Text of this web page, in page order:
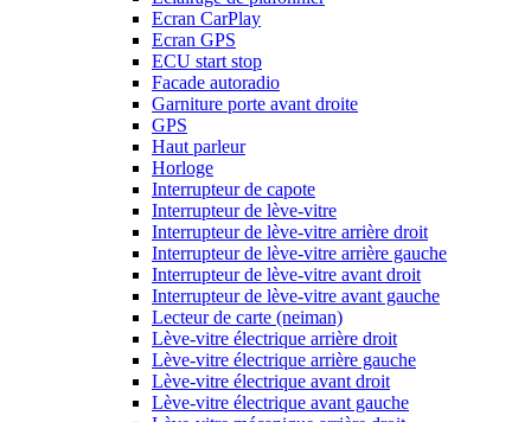
Ecran CarPlay
Ecran GPS
ECU start stop
Facade autoradio
Garniture porte avant droite
GPS
Haut parleur
Horloge
Interrupteur de capote
Interrupteur de lève-vitre
Interrupteur de lève-vitre arrière droit
Interrupteur de lève-vitre arrière gauche
Interrupteur de lève-vitre avant droit
Interrupteur de lève-vitre avant gauche
Lecteur de carte (neiman)
Lève-vitre électrique arrière droit
Lève-vitre électrique arrière gauche
Lève-vitre électrique avant droit
Lève-vitre électrique avant gauche